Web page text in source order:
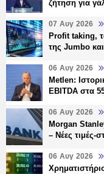
ζήτηση για
07 Αυγ 2026
Profit taking,
της Jumbo
06 Αυγ 2026
Metlen:
EBITDA στα
06 Αυγ 2026
Morgan
– Νέες τιμές-
06 Αυγ 2026